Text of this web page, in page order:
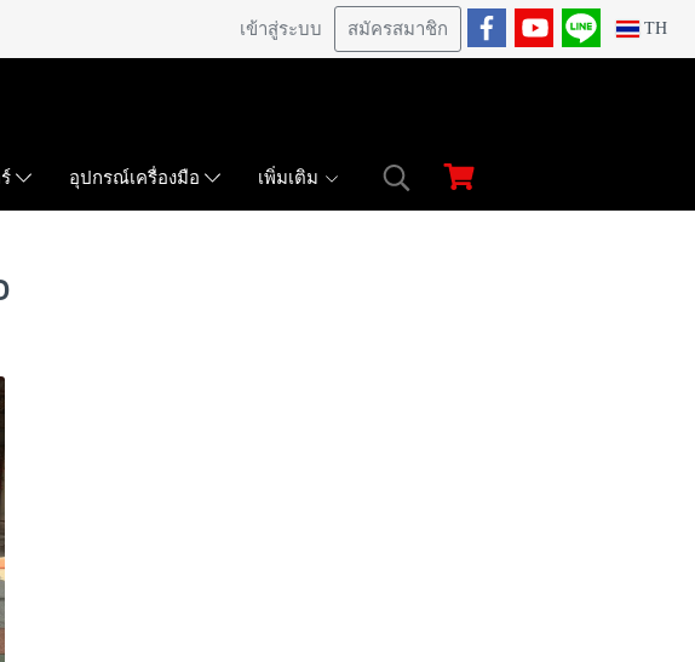
เข้าสู่ระบบ สมัครสมาชิก TH
อุปกรณ์เครื่องมือ เพิ่มเติม